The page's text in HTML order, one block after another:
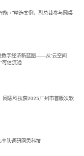
能 +”精选案例，副总裁参与圆桌
数字经济新蓝图——从“云空间
可信流通
网思科技获2025广州市首版次软
率队调研网思科技